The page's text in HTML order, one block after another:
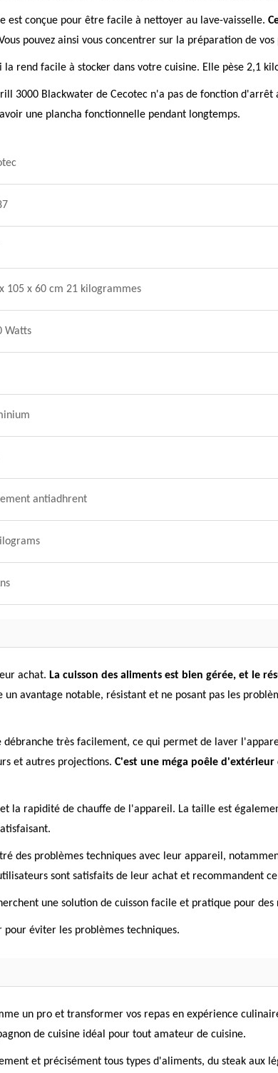
conçue pour être facile à nettoyer au lave-vaisselle.
pouvez ainsi vous concentrer sur la préparation de
rend facile à stocker dans votre cuisine. Elle pèse 2,1
3000 Blackwater de Cecotec n'a pas de fonction
une plancha fonctionnelle pendant longtemps.
105 x 60 cm 21 kilogrammes
Watts
antiadhrent
achat. La cuisson des aliments est bien gérée, et le
avantage notable, résistant et ne posant pas les
très facilement, ce qui permet de laver
et autres projections. C'est une méga poêle
la rapidité de chauffe de l'appareil. La taille est
des problèmes techniques avec leur appareil,
sont satisfaits de leur achat et recommandent
une solution de cuisson facile et pratique pour des
éviter les problèmes techniques.
un pro et transformer vos repas en expérience
de cuisine idéal pour tout amateur de cuisine.
et précisément tous types d'aliments, du steak aux